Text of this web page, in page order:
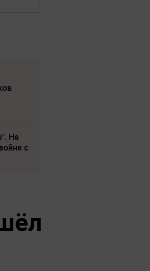
На
с